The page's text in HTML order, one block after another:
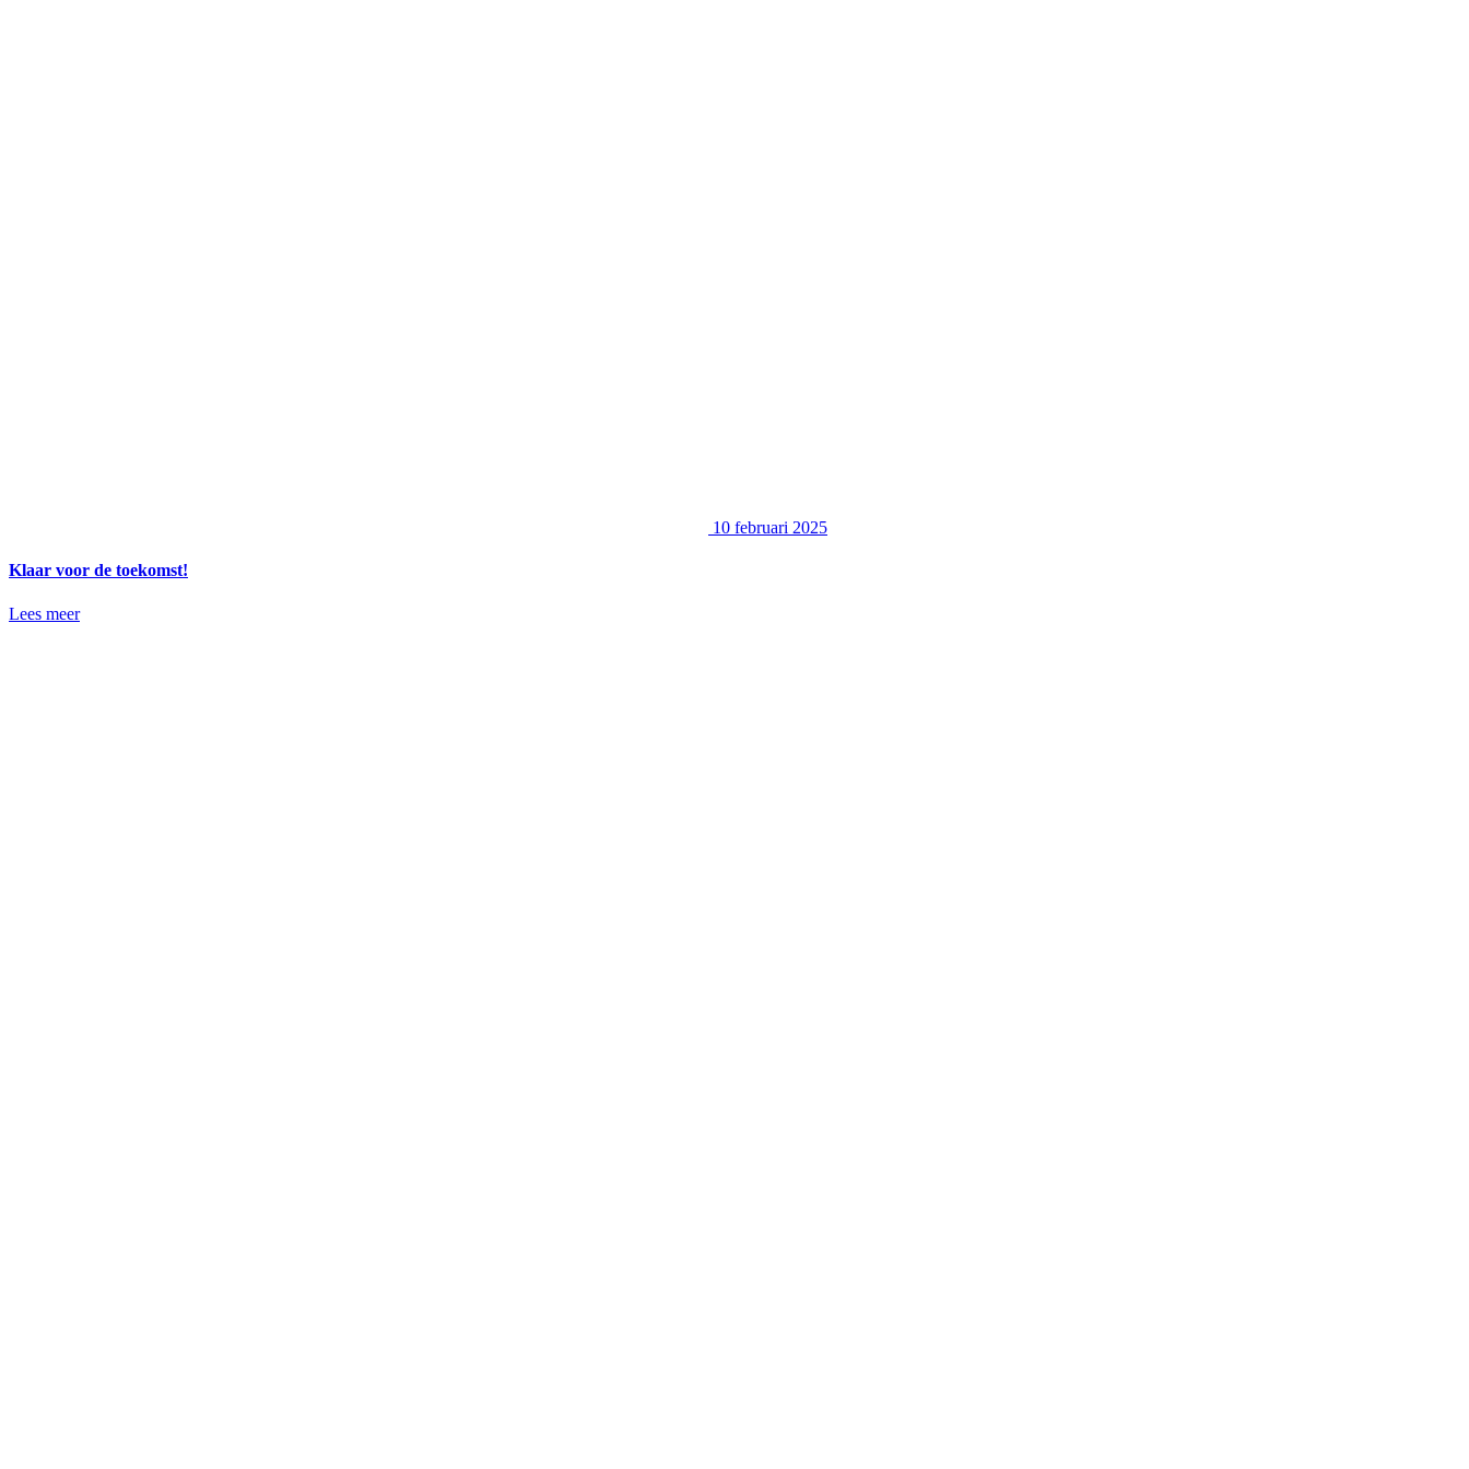
10 februari 2025
Klaar voor de toekomst!
Lees meer